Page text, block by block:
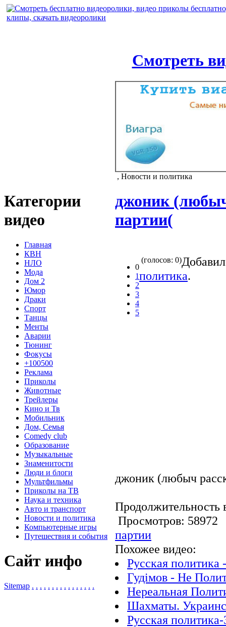
Смотреть
Категории
видео
Главная
КВН
НЛО
Мода
Дом 2
Юмор
Драки
Спорт
Танцы
Менты
Аварии
Тюнинг
Фокусы
+100500
Реклама
Приколы
Животные
Трейлеры
Кино и Тв
Мобильник
Дом, Семья
Comedy club
Образование
Музыкальные
Знаменитости
Люди и блоги
Мультфильмы
Приколы на ТВ
Наука и техника
Авто и транспорт
Новости и политика
Компьютерные игры
Путешествия и события
Сайт инфо
Sitemap . . . . . . . . . . . . . . . .
, Новости и политика
джоник (любыч
партии(
0
1
2
3
4
5
(голосов: 0)
политика.
джоник (любыч
Продолжительность
Просмотров:
партии
Похожее видео:
Русская политика
Гудiмов - Не
Нереальная
Шахматы.
Русская политика-